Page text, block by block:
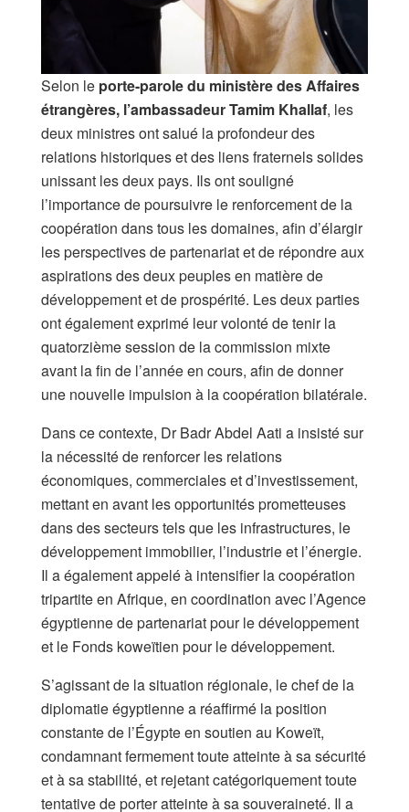
Selon le porte-parole du ministère des Affaires
étrangères, l’ambassadeur Tamim Khallaf, les
deux ministres ont salué la profondeur des
relations historiques et des liens fraternels solides
unissant les deux pays. Ils ont souligné
l’importance de poursuivre le renforcement de la
coopération dans tous les domaines, afin d’élargir
les perspectives de partenariat et de répondre aux
aspirations des deux peuples en matière de
développement et de prospérité. Les deux parties
ont également exprimé leur volonté de tenir la
quatorzième session de la commission mixte
avant la fin de l’année en cours, afin de donner
une nouvelle impulsion à la coopération bilatérale.
Dans ce contexte, Dr Badr Abdel Aati a insisté sur
la nécessité de renforcer les relations
économiques, commerciales et d’investissement,
mettant en avant les opportunités prometteuses
dans des secteurs tels que les infrastructures, le
développement immobilier, l’industrie et l’énergie.
Il a également appelé à intensifier la coopération
tripartite en Afrique, en coordination avec l’Agence
égyptienne de partenariat pour le développement
et le Fonds koweïtien pour le développement.
S’agissant de la situation régionale, le chef de la
diplomatie égyptienne a réaffirmé la position
constante de l’Égypte en soutien au Koweït,
condamnant fermement toute atteinte à sa sécurité
et à sa stabilité, et rejetant catégoriquement toute
tentative de porter atteinte à sa souveraineté. Il a